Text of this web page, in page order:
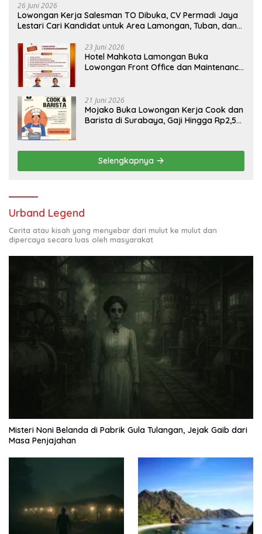
26 Juni 2026
Lowongan Kerja Salesman TO Dibuka, CV Permadi Jaya
Lestari Cari Kandidat untuk Area Lamongan, Tuban, dan
23 Juni 2026
Hotel Mahkota Lamongan Buka
Lowongan Front Office dan Maintenance
21 Juni 2026
Mojako Buka Lowongan Kerja Cook dan
Barista di Surabaya, Gaji Hingga Rp2,5
Selengkapnya
Urband Legend
Cerita atau kisah yang menyebar dari mulut ke mulut dan
dipercaya secara luas oleh masyarakat
Misteri Noni Belanda di Pabrik Gula Tulangan, Jejak Gaib dari
Masa Penjajahan